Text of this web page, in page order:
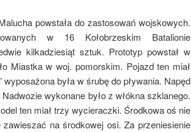
powstała do zastosowań wojskowych.
w 16 Kołobrzeskim Batalionie
kilkadziesiąt sztuk. Prototyp powstał w
Miastka w woj. pomorskim. Pojazd ten miał
była w śrubę do pływania. Napęd
wykonane było z włókna szklanego.
ten miał trzy wycieraczki. Środkowa oś nie
na środkowej osi. Za przeniesienie